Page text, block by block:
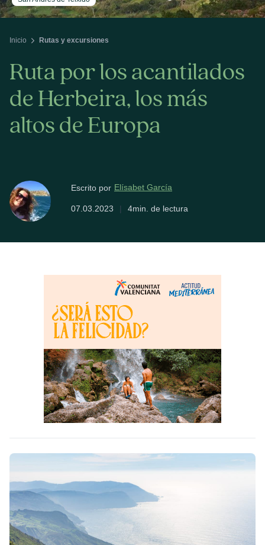
Inicio Rutas y excursiones
Ruta por los acantilados
de Herbeira, los más
altos de Europa
Escrito por Elísabet García
07.03.2023 | 4min. de lectura